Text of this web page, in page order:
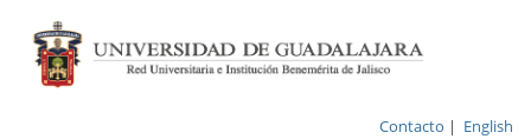
principal
Contacto | English